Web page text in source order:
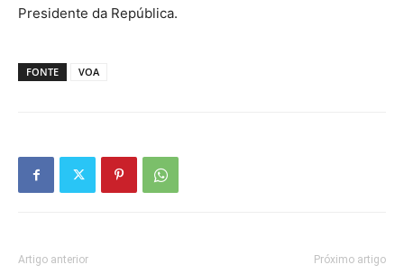
Presidente da República.
FONTE VOA
Artigo anterior Próximo artigo